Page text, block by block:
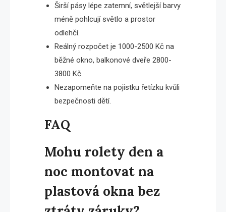
Širší pásy lépe zatemní, světlejší barvy
méně pohlcují světlo a prostor
odlehčí.
Reálný rozpočet je 1000-2500 Kč na
běžné okno, balkonové dveře 2800-
3800 Kč.
Nezapomeňte na pojistku řetízku kvůli
bezpečnosti dětí.
FAQ
Mohu rolety den a
noc montovat na
plastová okna bez